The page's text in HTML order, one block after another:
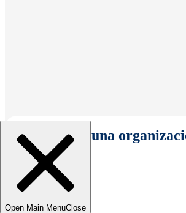
Seleccionar una
Open Main MenuClose